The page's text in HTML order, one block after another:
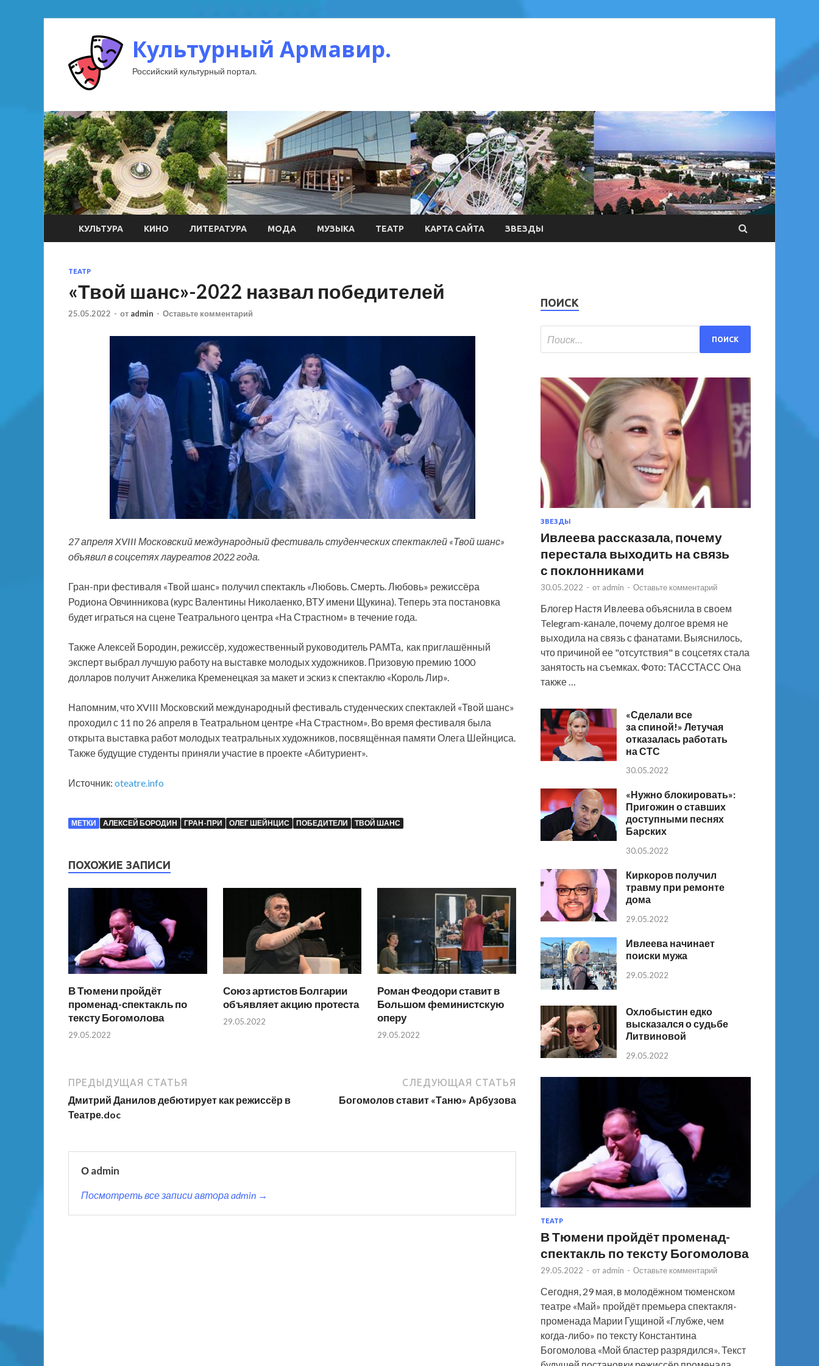
Культурный Армавир.
Российский культурный портал.
КУЛЬТУРА КИНО ЛИТЕРАТУРА МОДА МУЗЫКА ТЕАТР КАРТА САЙТА ЗВЕЗДЫ
ТЕАТР
«Твой шанс»-2022 назвал победителей
25.05.2022 - от admin - Оставьте комментарий
27 апреля XVIII Московский международный фестиваль студенческих спектаклей «Твой шанс»
объявил в соцсетях лауреатов 2022 года.
Гран-при фестиваля «Твой шанс» получил спектакль «Любовь. Смерть. Любовь» режиссёра
Родиона Овчинникова (курс Валентины Николаенко, ВТУ имени Щукина). Теперь эта постановка
будет играться на сцене Театрального центра «На Страстном» в течение года.
Также Алексей Бородин, режиссёр, художественный руководитель РАМТа, как приглашённый
эксперт выбрал лучшую работу на выставке молодых художников. Призовую премию 1000
долларов получит Анжелика Кременецкая за макет и эскиз к спектаклю «Король Лир».
Напомним, что XVIII Московский международный фестиваль студенческих спектаклей «Твой шанс»
проходил с 11 по 26 апреля в Театральном центре «На Страстном». Во время фестиваля была
открыта выставка работ молодых театральных художников, посвящённая памяти Олега Шейнциса.
Также будущие студенты приняли участие в проекте «Абитуриент».
Источник: oteatre.info
МЕТКИ АЛЕКСЕЙ БОРОДИН ГРАН-ПРИ ОЛЕГ ШЕЙНЦИС ПОБЕДИТЕЛИ ТВОЙ ШАНС
ПОХОЖИЕ ЗАПИСИ
В Тюмени пройдёт
променад-спектакль по
тексту Богомолова
29.05.2022
Союз артистов Болгарии
объявляет акцию протеста
29.05.2022
Роман Феодори ставит в
Большом феминистскую
оперу
29.05.2022
ПРЕДЫДУЩАЯ СТАТЬЯ
Дмитрий Данилов дебютирует как режиссёр в
Театре.doc
СЛЕДУЮЩАЯ СТАТЬЯ
Богомолов ставит «Таню» Арбузова
О admin
Посмотреть все записи автора admin →
ПОИСК
ЗВЕЗДЫ
Ивлеева рассказала, почему
перестала выходить на связь
с поклонниками
30.05.2022 - от admin - Оставьте комментарий
Блогер Настя Ивлеева объяснила в своем
Telegram-канале, почему долгое время не
выходила на связь с фанатами. Выяснилось,
что причиной ее "отсутствия" в соцсетях стала
занятость на съемках. Фото: ТАССТАСС Она
также …
«Сделали все
за спиной!» Летучая
отказалась работать
на СТС
30.05.2022
«Нужно блокировать»:
Пригожин о ставших
доступными песнях
Барских
30.05.2022
Киркоров получил
травму при ремонте
дома
29.05.2022
Ивлеева начинает
поиски мужа
29.05.2022
Охлобыстин едко
высказался о судьбе
Литвиновой
29.05.2022
ТЕАТР
В Тюмени пройдёт променад-
спектакль по тексту Богомолова
29.05.2022 - от admin - Оставьте комментарий
Сегодня, 29 мая, в молодёжном тюменском
театре «Май» пройдёт премьера спектакля-
променада Марии Гущиной «Глубже, чем
когда-либо» по тексту Константина
Богомолова «Мой бластер разрядился». Текст